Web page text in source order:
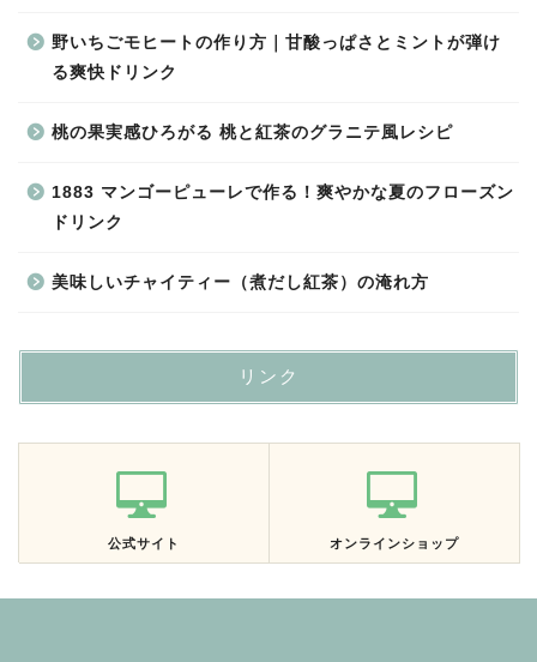
野いちごモヒートの作り方｜甘酸っぱさとミントが弾け
る爽快ドリンク
桃の果実感ひろがる 桃と紅茶のグラニテ風レシピ
1883 マンゴーピューレで作る！爽やかな夏のフローズン
ドリンク
美味しいチャイティー（煮だし紅茶）の淹れ方
リンク
公式サイト オンラインショップ